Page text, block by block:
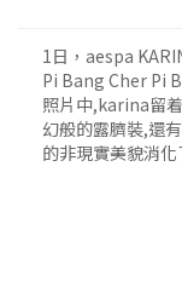
1日，aespa
Pi Bang Cher Pi
照片中,karina留
幻般的露臍裝,還
的非現實美貌消